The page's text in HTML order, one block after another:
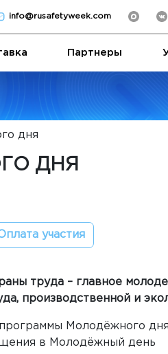
info@rusafetyweek.com
Партнеры
дня
ДНЯ
участия
труда – главное
производственной и
Молодёжного
в Молодёжный день